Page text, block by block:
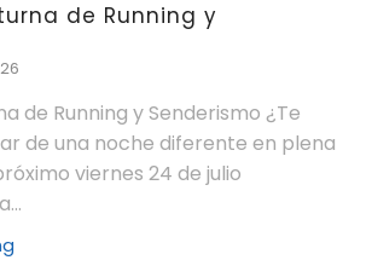
de Running y
de Running y Senderismo ¿Te
de una noche diferente en plena
viernes 24 de julio